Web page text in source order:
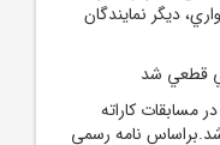
ديگر نمايندگان
قطعي شد
مسابقات کاراته
نامه رسمي